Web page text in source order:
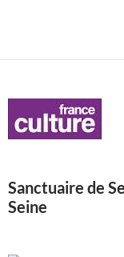
Sanctuaire de
Seine